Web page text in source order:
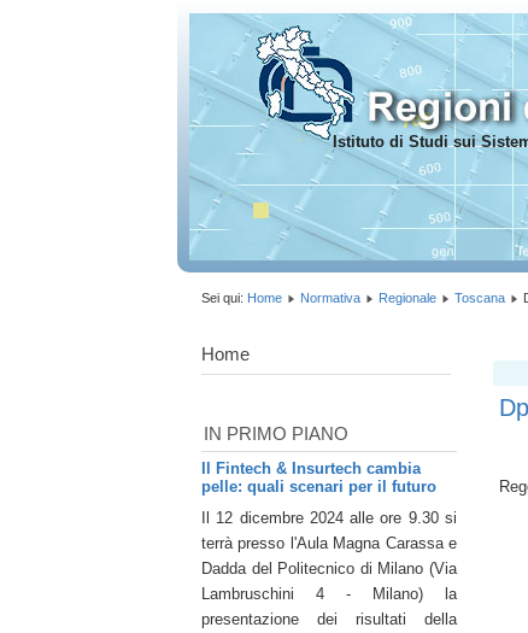
Istituto di Studi sui
Sei qui: Home Normativa Regionale Toscana
Home
IN PRIMO PIANO
Il Fintech & Insurtech cambia
pelle: quali scenari per il futuro
Il 12 dicembre 2024 alle ore 9.30 si
terrà presso l'Aula Magna Carassa e
Dadda del Politecnico di Milano (Via
Lambruschini 4 - Milano) la
presentazione dei risultati della